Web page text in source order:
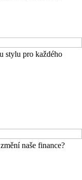
stylu pro každého
naše finance?